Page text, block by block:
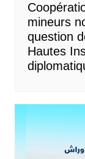
mineurs
question
Hautes